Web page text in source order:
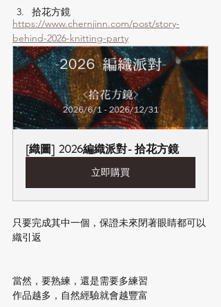
拾花方鏡
https://www.chernjinn.com/post/story-
behind-2026-knitting-party
[織圖]  2026編織派對- 拾花方鏡
立即購買
只要完成其中一個，保證未來閉著眼睛都可以
織引返
當然，要熟練，還是需要多練習
作品越多，自然經驗就會越豐富